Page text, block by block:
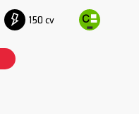
150 cv